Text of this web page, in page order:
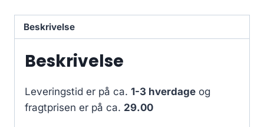
Beskrivelse
Beskrivelse
Leveringstid er på ca. 1-3 hverdage og
fragtprisen er på ca. 29.00